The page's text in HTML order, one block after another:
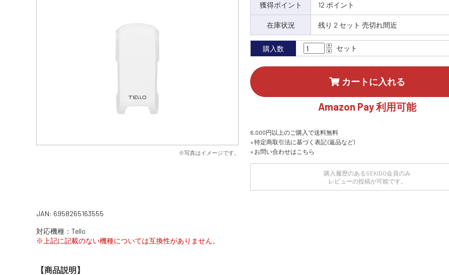
※写真はイメージです。
獲得ポイント 12 ポイント
在庫状況 残り 2 セット 売切れ間近
購入数 セット
カートに入れる
Amazon Pay 利用可能
6,000円以上のご購入で送料無料
» 特定商取引法に基づく表記 (返品など)
» お問い合わせはこちら
購入履歴のあるSEKIDO会員のみ
レビューの投稿が可能です。
JAN: 6958265163555
対応機種：Tello
※上記に記載のない機種については互換性がありません。
【商品説明】